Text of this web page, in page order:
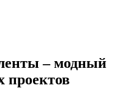
– модный
проектов